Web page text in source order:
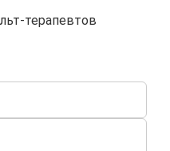
терапевтов